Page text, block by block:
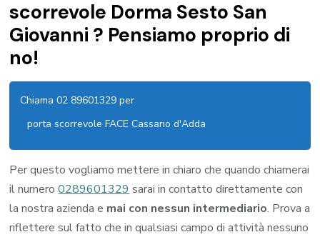
scorrevole Dorma Sesto San
Giovanni ? Pensiamo proprio di
no!
Chiama 02 89601329 per
porta scorrevole FACE Cassano d'Adda
Per questo vogliamo mettere in chiaro che quando chiamerai
il numero0289601329sarai in contatto direttamente con
la nostra azienda e mai con nessun intermediario. Prova a
riflettere sul fatto che in qualsiasi campo di attività nessuno